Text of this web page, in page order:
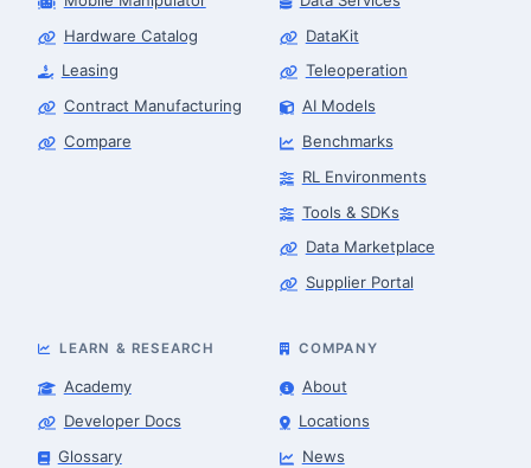
Hardware Catalog
Leasing
Contract Manufacturing
Compare
DataKit
Teleoperation
AI Models
Benchmarks
RL Environments
Tools & SDKs
Data Marketplace
Supplier Portal
LEARN & RESEARCH
Academy
Developer Docs
Glossary
COMPANY
About
Locations
News